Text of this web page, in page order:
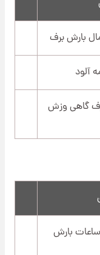
بارش برف
آلود
گاهی وزش
بارش